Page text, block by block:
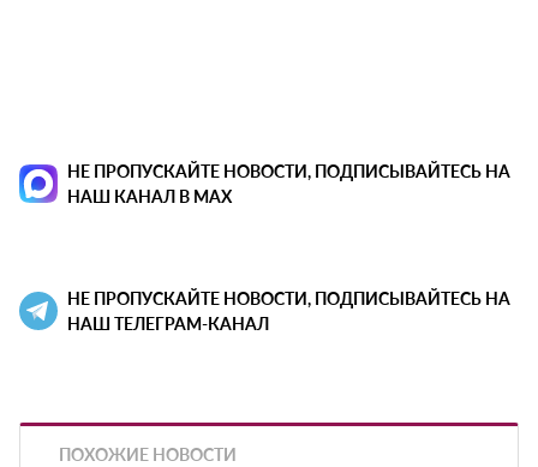
НЕ ПРОПУСКАЙТЕ НОВОСТИ, ПОДПИСЫВАЙТЕСЬ НА
НАШ КАНАЛ В MAX
НЕ ПРОПУСКАЙТЕ НОВОСТИ, ПОДПИСЫВАЙТЕСЬ НА
НАШ ТЕЛЕГРАМ-КАНАЛ
ПОХОЖИЕ НОВОСТИ